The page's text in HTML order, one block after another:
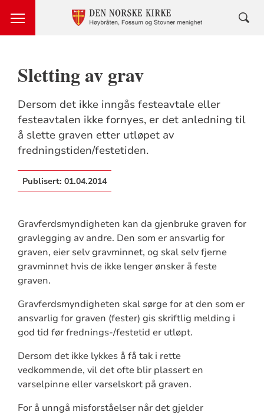
Sletting av grav
Dersom det ikke inngås festeavtale eller
festeavtalen ikke fornyes, er det anledning til
å slette graven etter utløpet av
fredningstiden/festetiden.
Publisert: 01.04.2014
Gravferdsmyndigheten kan da gjenbruke graven for
gravlegging av andre. Den som er ansvarlig for
graven, eier selv gravminnet, og skal selv fjerne
gravminnet hvis de ikke lenger ønsker å feste
graven.
Gravferdsmyndigheten skal sørge for at den som er
ansvarlig for graven (fester) gis skriftlig melding i
god tid før frednings-/festetid er utløpt.
Dersom det ikke lykkes å få tak i rette
vedkommende, vil det ofte blir plassert en
varselpinne eller varselskort på graven.
For å unngå misforståelser når det gjelder